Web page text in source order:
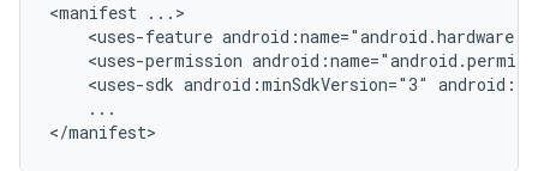
<manifest
<uses-feature
<uses-permission
<uses-sdk android:minSdkVersion="3"
...
</manifest>